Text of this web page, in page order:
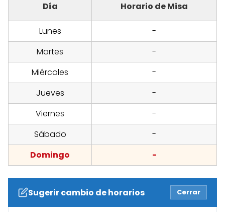
Día Horario de Misa
Lunes
-
Martes
-
Miércoles
-
Jueves
-
Viernes
-
Sábado
-
Domingo
-
Sugerir cambio de horarios Cerrar